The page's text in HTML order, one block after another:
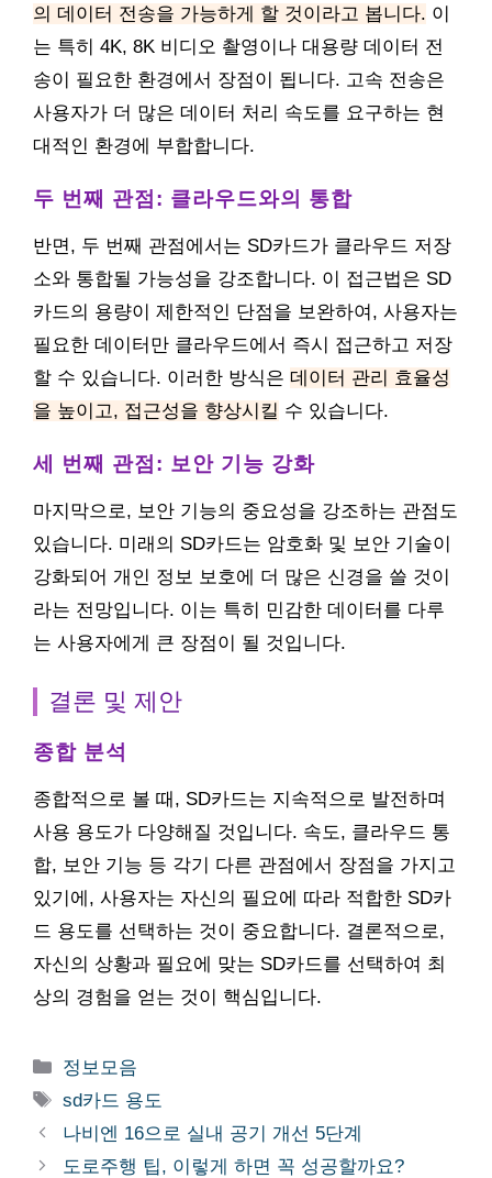
의 데이터 전송을 가능하게 할 것이라고 봅니다. 이
는 특히 4K, 8K 비디오 촬영이나 대용량 데이터 전
송이 필요한 환경에서 장점이 됩니다. 고속 전송은
사용자가 더 많은 데이터 처리 속도를 요구하는 현
대적인 환경에 부합합니다.
두 번째 관점: 클라우드와의 통합
반면, 두 번째 관점에서는 SD카드가 클라우드 저장
소와 통합될 가능성을 강조합니다. 이 접근법은 SD
카드의 용량이 제한적인 단점을 보완하여, 사용자는
필요한 데이터만 클라우드에서 즉시 접근하고 저장
할 수 있습니다. 이러한 방식은 데이터 관리 효율성
을 높이고, 접근성을 향상시킬 수 있습니다.
세 번째 관점: 보안 기능 강화
마지막으로, 보안 기능의 중요성을 강조하는 관점도
있습니다. 미래의 SD카드는 암호화 및 보안 기술이
강화되어 개인 정보 보호에 더 많은 신경을 쓸 것이
라는 전망입니다. 이는 특히 민감한 데이터를 다루
는 사용자에게 큰 장점이 될 것입니다.
결론 및 제안
종합 분석
종합적으로 볼 때, SD카드는 지속적으로 발전하며
사용 용도가 다양해질 것입니다. 속도, 클라우드 통
합, 보안 기능 등 각기 다른 관점에서 장점을 가지고
있기에, 사용자는 자신의 필요에 따라 적합한 SD카
드 용도를 선택하는 것이 중요합니다. 결론적으로,
자신의 상황과 필요에 맞는 SD카드를 선택하여 최
상의 경험을 얻는 것이 핵심입니다.
카
테
리
정보모음
태
그
sd카드 용도
나비엔 16으로 실내 공기 개선 5단계
도로주행 팁, 이렇게 하면 꼭 성공할까요?